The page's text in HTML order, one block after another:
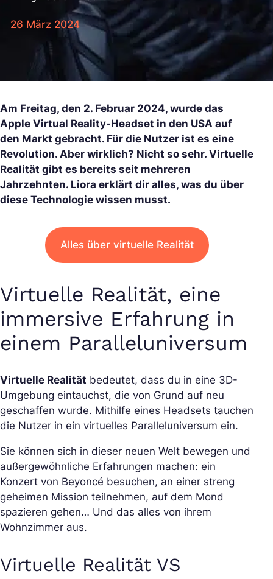
26 März 2024
Am Freitag, den 2. Februar 2024, wurde das
Apple Virtual Reality-Headset in den USA auf
den Markt gebracht. Für die Nutzer ist es eine
Revolution. Aber wirklich? Nicht so sehr. Virtuelle
Realität gibt es bereits seit mehreren
Jahrzehnten. Liora erklärt dir alles, was du über
diese Technologie wissen musst.
Alles über virtuelle Realität
Virtuelle Realität, eine
immersive Erfahrung in
einem Paralleluniversum
Virtuelle Realität bedeutet, dass du in eine 3D-
Umgebung eintauchst, die von Grund auf neu
geschaffen wurde. Mithilfe eines Headsets tauchen
die Nutzer in ein virtuelles Paralleluniversum ein.
Sie können sich in dieser neuen Welt bewegen und
außergewöhnliche Erfahrungen machen: ein
Konzert von Beyoncé besuchen, an einer streng
geheimen Mission teilnehmen, auf dem Mond
spazieren gehen… Und das alles von ihrem
Wohnzimmer aus.
Virtuelle Realität VS